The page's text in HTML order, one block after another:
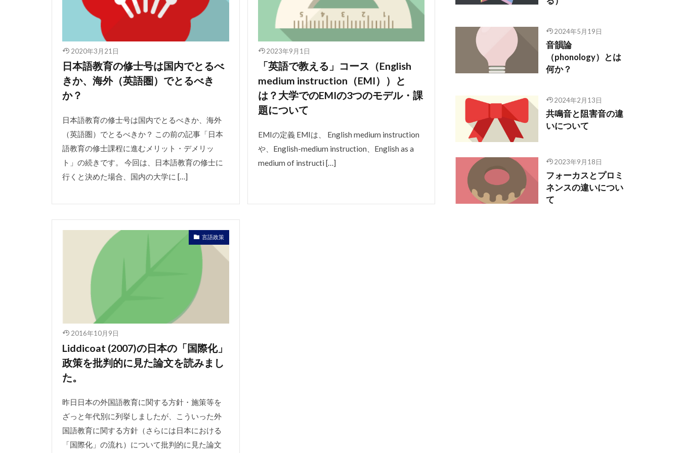
2020年3月21日
日本語教育の修士号は国内でとるべ
きか、海外（英語圏）でとるべき
か？
日本語教育の修士号は国内でとるべきか、海外
（英語圏）でとるべきか？ この前の記事「日本
語教育の修士課程に進むメリット・デメリッ
ト」の続きです。 今回は、日本語教育の修士に
行くと決めた場合、国内の大学に […]
2023年9月1日
「英語で教える」コース（English
medium instruction（EMI））と
は？大学でのEMIの3つのモデル・課
題について
EMIの定義 EMIは、 English medium instruction
や、English-medium instruction、English as a
medium of instructi […]
言語政策
2016年10月9日
Liddicoat (2007)の日本の「国際化」
政策を批判的に見た論文を読みまし
た。
昨日日本の外国語教育に関する方針・施策等を
ざっと年代別に列挙しましたが、こういった外
国語教育に関する方針（さらには日本における
「国際化」の流れ）について批判的に見た論文
2024年5月19日
音韻論
（phonology）とは
何か？
2024年2月13日
共鳴音と阻害音の違
いについて
2023年9月18日
フォーカスとプロミ
ネンスの違いについ
て